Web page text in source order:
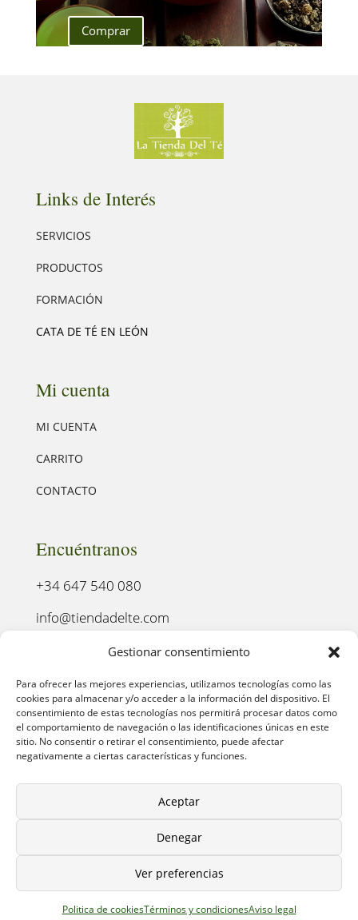
Gestionar consentimiento
Para ofrecer las mejores experiencias, utilizamos tecnologías como las
cookies para almacenar y/o acceder a la información del dispositivo. El
consentimiento de estas tecnologías nos permitirá procesar datos como
el comportamiento de navegación o las identificaciones únicas en este
sitio. No consentir o retirar el consentimiento, puede afectar
negativamente a ciertas características y funciones.
Aceptar
Denegar
Ver preferencias
Politica de cookiesTérminos y condicionesAviso legal
Comprar
Links de Interés
SERVICIOS
PRODUCTOS
FORMACIÓN
CATA DE TÉ EN LEÓN
Mi cuenta
MI CUENTA
CARRITO
CONTACTO
Encuéntranos
+34 647 540 080
info@tiendadelte.com
Punto oficial de recogida:
C. Pozo, 13, 24003. León
POLÍTICA DE PRIVACIDAD
ENVÍO Y ENTREGA TÉRMINOS Y CONDICIONES